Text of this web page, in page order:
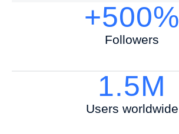
+500%
Followers
1.5M
Users worldwide